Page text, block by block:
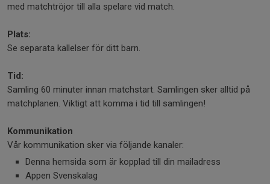
med matchtröjor till alla spelare vid match.
Plats:
Se separata kallelser för ditt barn.
Tid:
Samling 60 minuter innan matchstart. Samlingen sker alltid på
matchplanen. Viktigt att komma i tid till samlingen!
Kommunikation
Vår kommunikation sker via följande kanaler:
Denna hemsida som är kopplad till din mailadress
Appen Svenskalag